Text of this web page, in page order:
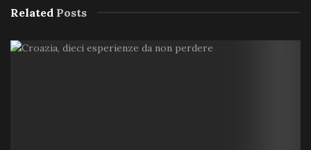
Related Posts